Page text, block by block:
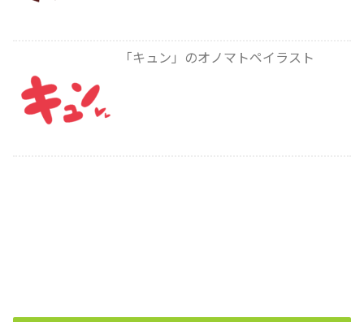
「キュン」のオノマトペイラスト